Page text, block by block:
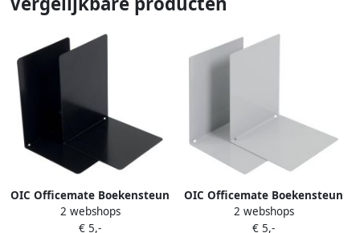
OIC Officemate Boekensteun
Oic 93340 160x120mm zwart
2 webshops
€ 5,-
OIC Officemate Boekensteun
Oic 93344 160x120mm grijs
2 webshops
€ 5,-